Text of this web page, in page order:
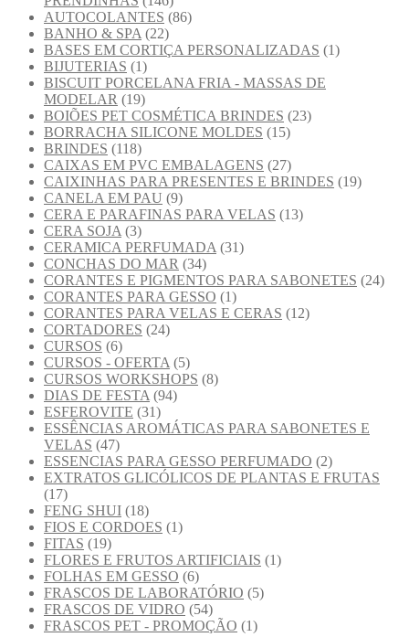
AUTOCOLANTES (86)
BANHO & SPA (22)
BASES EM CORTIÇA PERSONALIZADAS (1)
BIJUTERIAS (1)
BISCUIT PORCELANA FRIA - MASSAS DE
MODELAR (19)
BOIÕES PET COSMÉTICA BRINDES (23)
BORRACHA SILICONE MOLDES (15)
BRINDES (118)
CAIXAS EM PVC EMBALAGENS (27)
CAIXINHAS PARA PRESENTES E BRINDES (19)
CANELA EM PAU (9)
CERA E PARAFINAS PARA VELAS (13)
CERA SOJA (3)
CERAMICA PERFUMADA (31)
CONCHAS DO MAR (34)
CORANTES E PIGMENTOS PARA SABONETES (24)
CORANTES PARA GESSO (1)
CORANTES PARA VELAS E CERAS (12)
CORTADORES (24)
CURSOS (6)
CURSOS - OFERTA (5)
CURSOS WORKSHOPS (8)
DIAS DE FESTA (94)
ESFEROVITE (31)
ESSÊNCIAS AROMÁTICAS PARA SABONETES E
VELAS (47)
ESSENCIAS PARA GESSO PERFUMADO (2)
EXTRATOS GLICÓLICOS DE PLANTAS E FRUTAS
(17)
FENG SHUI (18)
FIOS E CORDOES (1)
FITAS (19)
FLORES E FRUTOS ARTIFICIAIS (1)
FOLHAS EM GESSO (6)
FRASCOS DE LABORATÓRIO (5)
FRASCOS DE VIDRO (54)
FRASCOS PET - PROMOÇÃO (1)